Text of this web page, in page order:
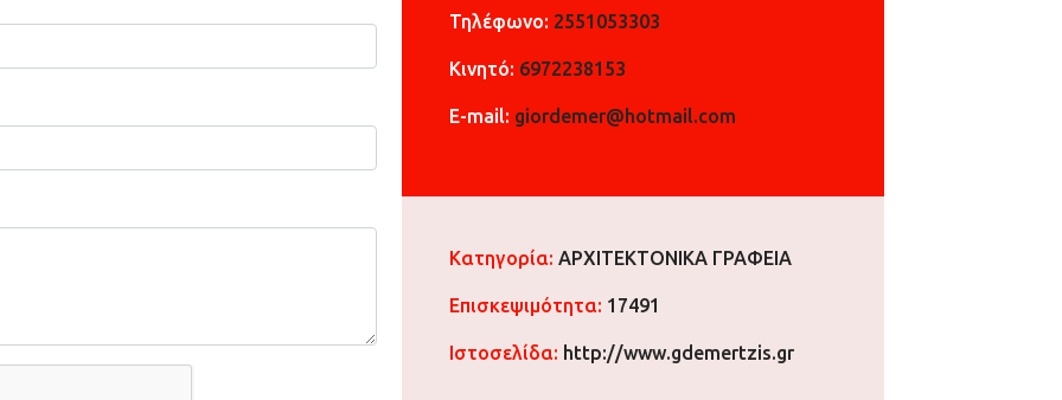
Τηλέφωνο: 2551053303
Κινητό: 6972238153
E-mail: giordemer@hotmail.com
Κατηγορία: ΑΡΧΙΤΕΚΤΟΝΙΚΑ ΓΡΑΦΕΙΑ
Επισκεψιμότητα: 17491
Ιστοσελίδα: http://www.gdemertzis.gr